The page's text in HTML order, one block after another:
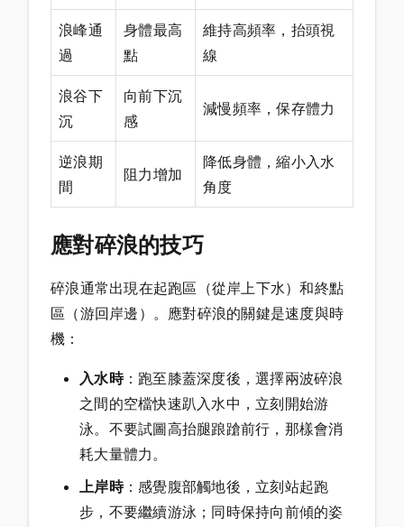
浪峰通
過
身體最高
點
維持高頻率，抬頭視
線
浪谷下
沉
向前下沉
感
減慢頻率，保存體力
逆浪期
間
阻力增加
降低身體，縮小入水
角度
應對碎浪的技巧
碎浪通常出現在起跑區（從岸上下水）和終點
區（游回岸邊）。應對碎浪的關鍵是速度與時
機：
入水時：跑至膝蓋深度後，選擇兩波碎浪
之間的空檔快速趴入水中，立刻開始游
泳。不要試圖高抬腿踉蹌前行，那樣會消
耗大量體力。
上岸時：感覺腹部觸地後，立刻站起跑
步，不要繼續游泳；同時保持向前傾的姿